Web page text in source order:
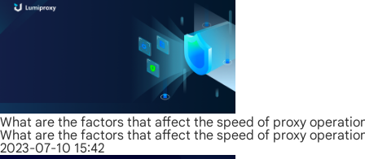
What are the factors that affect the speed of proxy
What are the factors that affect the speed of proxy
2023-07-10 15:42